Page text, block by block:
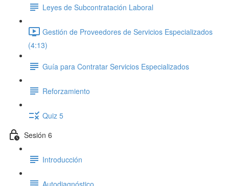
Leyes de Subcontratación Laboral
Gestión de Proveedores de Servicios Especializados
(4:13)
Guía para Contratar Servicios Especializados
Reforzamiento
Quiz 5
Sesión 6
Introducción
Autodiagnóstico